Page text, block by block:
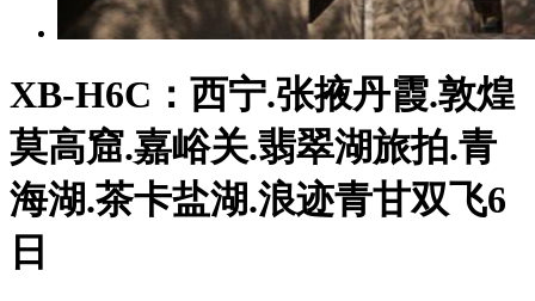
XB-H6C：西宁.张掖丹霞.敦煌
莫高窟.嘉峪关.翡翠湖旅拍.青
海湖.茶卡盐湖.浪迹青甘双飞6
日